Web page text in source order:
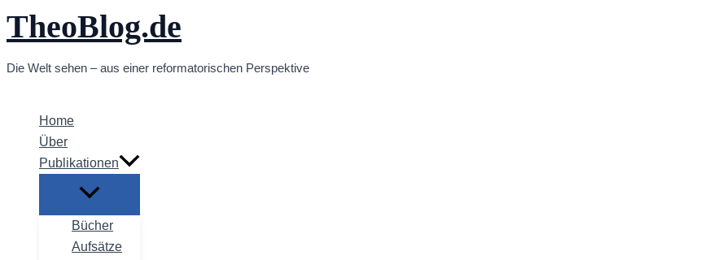
Zum
Inhalt
TheoBlog.de
Die Welt sehen – aus einer reformatorischen Perspektive
Home
Über
Publikationen
Bücher
Aufsätze